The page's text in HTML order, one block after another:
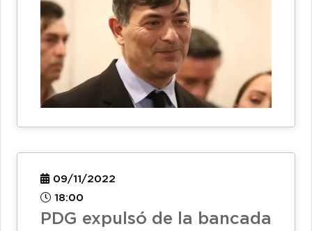
09/11/2022
18:00
PDG expulsó de la bancada